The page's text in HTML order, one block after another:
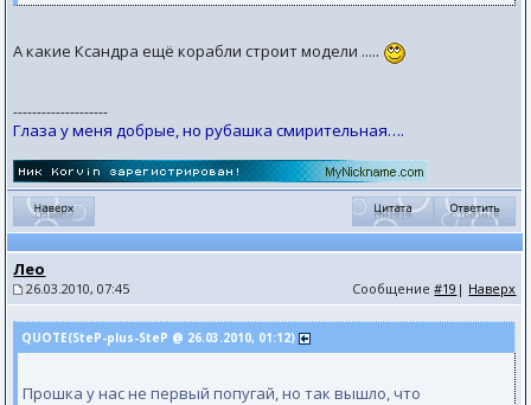
А какие Ксандра ещё корабли строит модели .....
--------------------
Глаза у меня добрые, но рубашка смирительная….
Лео
26.03.2010, 07:45 Сообщение#19 | Наверх
QUOTE(SteP-plus-SteP @ 26.03.2010, 01:12)
Прошка у нас не первый попугай, но так вышло, что